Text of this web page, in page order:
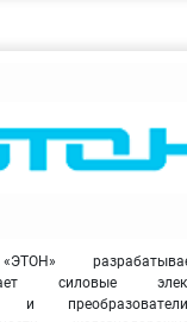
силовые
и